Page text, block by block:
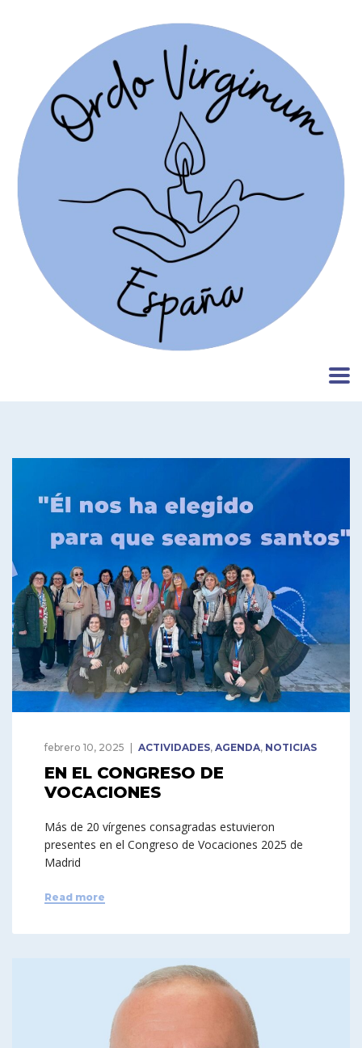
febrero 10, 2025 ACTIVIDADES, AGENDA, NOTICIAS
EN EL CONGRESO DE
VOCACIONES
Más de 20 vírgenes consagradas estuvieron
presentes en el Congreso de Vocaciones 2025 de
Madrid
Read more